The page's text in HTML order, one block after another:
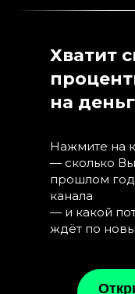
Хватит
на
Нажмите на
— сколько
прошлом
канала
— и какой
ждёт по